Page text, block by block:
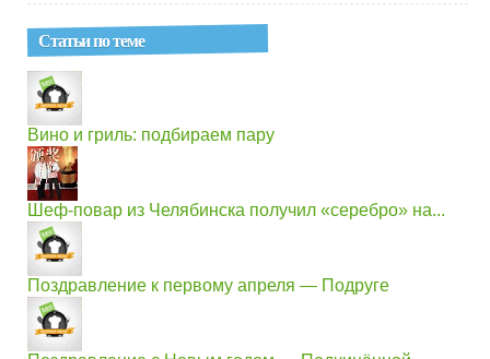
Статьи по теме
Вино и гриль: подбираем пару
Шеф-повар из Челябинска получил «серебро» на...
Поздравление к первому апреля — Подруге